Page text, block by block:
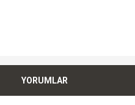
YORUMLAR